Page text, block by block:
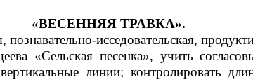
«ВЕСЕННЯЯ ТРАВКА».
познавательно-исседовательская,
«Сельская песенка», учить
линии; контролировать